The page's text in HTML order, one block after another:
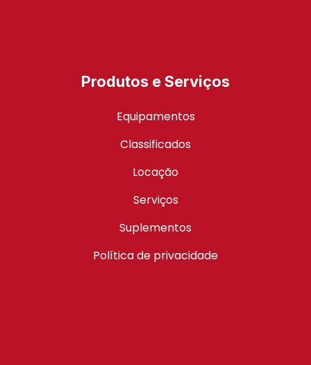
Produtos e Serviços
Equipamentos
Classificados
Locação
Serviços
Suplementos
Política de privacidade